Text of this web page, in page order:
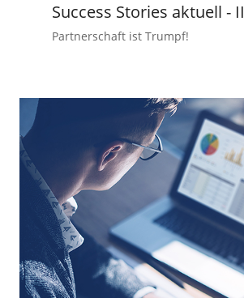
Success Stories aktuell - II
Partnerschaft ist Trumpf!